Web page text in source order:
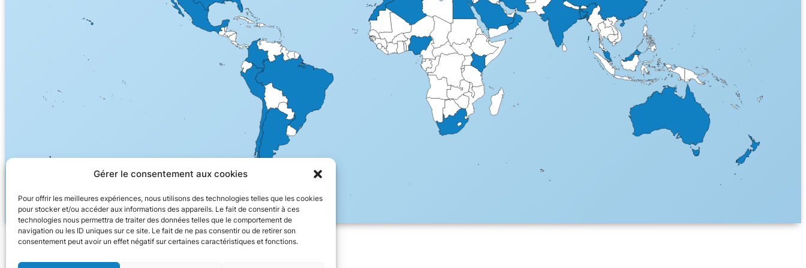
Gérer le consentement aux cookies
Pour offrir les meilleures expériences, nous utilisons des technologies telles que les cookies
pour stocker et/ou accéder aux informations des appareils. Le fait de consentir à ces
technologies nous permettra de traiter des données telles que le comportement de
navigation ou les ID uniques sur ce site. Le fait de ne pas consentir ou de retirer son
consentement peut avoir un effet négatif sur certaines caractéristiques et fonctions.